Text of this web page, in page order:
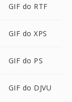
GIF do RTF
GIF do XPS
GIF do PS
GIF do DJVU